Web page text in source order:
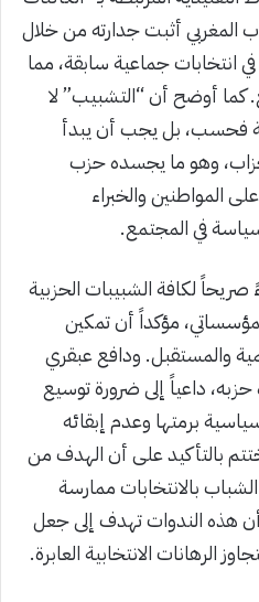
المغربي أثبت جدارته من خلال
انتخابات جماعية سابقة، مما
أوضح أن “التشبيب” لا
فحسب، بل يجب أن يبدأ
وهو ما يجسده حزب
المواطنين والخبراء
في المجتمع.
لكافة الشبيبات الحزبية
مؤكداً أن تمكين
والمستقبل. ودافع عبقري
داعياً إلى ضرورة توسيع
برمتها وعدم إبقائه
بالتأكيد على أن الهدف من
بالانتخابات ممارسة
هذه الندوات تهدف إلى جعل
الرهانات الانتخابية العابرة.